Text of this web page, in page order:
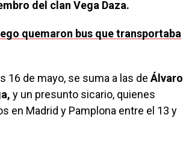
del clan Vega Daza.
quemaron bus que transportaba
16 de mayo, se suma a las de Álvaro
y un presunto sicario, quienes
en Madrid y Pamplona entre el 13 y